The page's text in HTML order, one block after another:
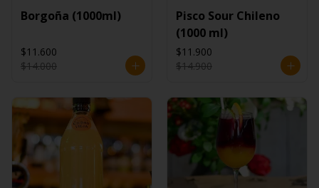
Borgoña (1000ml)
$11.600
$14.000
Pisco Sour Chileno
(1000 ml)
$11.900
$14.900